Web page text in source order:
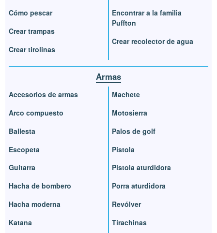
Cómo pescar
Crear trampas
Crear tirolinas
Encontrar a la familia
Puffton
Crear recolector de agua
Armas
Accesorios de armas
Arco compuesto
Ballesta
Escopeta
Guitarra
Hacha de bombero
Hacha moderna
Katana
Machete
Motosierra
Palos de golf
Pistola
Pistola aturdidora
Porra aturdidora
Revólver
Tirachinas